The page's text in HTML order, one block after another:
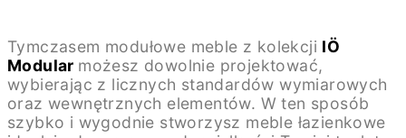
Tymczasem modułowe meble z kolekcji IÖ
Modular możesz dowolnie projektować,
wybierając z licznych standardów wymiarowych
oraz wewnętrznych elementów. W ten sposób
szybko i wygodnie stworzysz meble łazienkowe